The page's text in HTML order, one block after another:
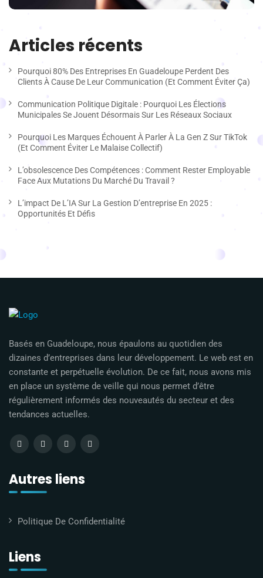
Articles récents
Pourquoi 80% Des Entreprises En Guadeloupe Perdent Des
Clients À Cause De Leur Communication (et Comment Éviter Ça)
Communication Politique Digitale : Pourquoi Les Élections
Municipales Se Jouent Désormais Sur Les Réseaux Sociaux
Pourquoi Les Marques Échouent À Parler À La Gen Z Sur TikTok
(et Comment Éviter Le Malaise Collectif)
L’obsolescence Des Compétences : Comment Rester Employable
Face Aux Mutations Du Marché Du Travail ?
L’impact De L’IA Sur La Gestion D’entreprise En 2025 :
Opportunités Et Défis
Basés en Guadeloupe, nous épaulons au quotidien des
dizaines d’entreprises dans leur développement. Le web est en
constante et perpétuelle évolution. De ce fait, nous avons mis
en place un système de veille qui nous permet d’être
régulièrement informés des nouveautés du secteur et des
tendances actuelles.
Autres liens
Politique De Confidentialité
Liens